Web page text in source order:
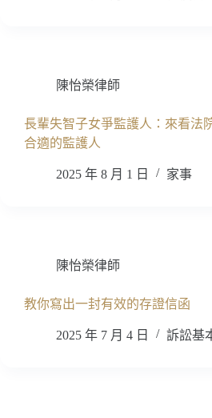
陳怡榮律師
長輩失智子女爭監護人：來看法
合適的監護人
2025 年 8 月 1 日 家事
陳怡榮律師
教你寫出一封有效的存證信函
2025 年 7 月 4 日 訴訟基